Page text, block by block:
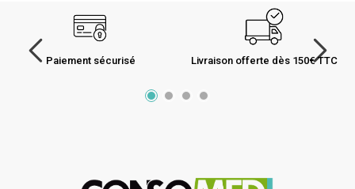
Paiement sécurisé Livraison offerte dès 150€ TTC